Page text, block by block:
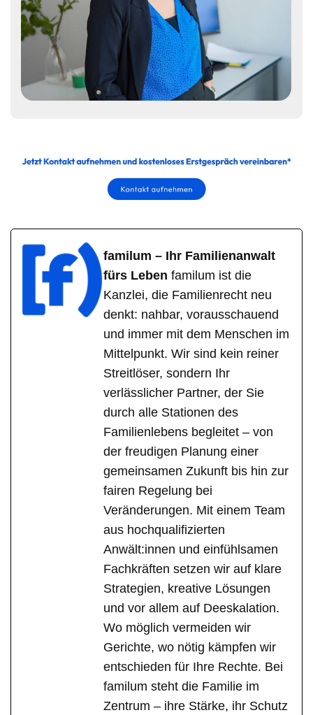
familum – Ihr Familienanwalt
fürs Leben familum ist die
Kanzlei, die Familienrecht neu
denkt: nahbar, vorausschauend
und immer mit dem Menschen im
Mittelpunkt. Wir sind kein reiner
Streitlöser, sondern Ihr
verlässlicher Partner, der Sie
durch alle Stationen des
Familienlebens begleitet – von
der freudigen Planung einer
gemeinsamen Zukunft bis hin zur
fairen Regelung bei
Veränderungen. Mit einem Team
aus hochqualifizierten
Anwält:innen und einfühlsamen
Fachkräften setzen wir auf klare
Strategien, kreative Lösungen
und vor allem auf Deeskalation.
Wo möglich vermeiden wir
Gerichte, wo nötig kämpfen wir
entschieden für Ihre Rechte. Bei
familum steht die Familie im
Zentrum – ihre Stärke, ihr Schutz